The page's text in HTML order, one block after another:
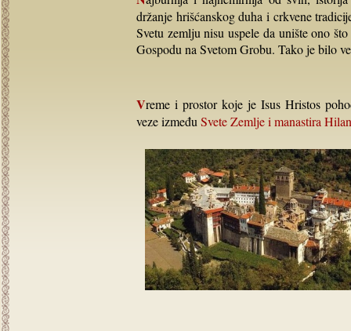
držanje hrišćanskog duha i crkvene
Svetu zemlju nisu uspele da unište ono
Gospodu na Svetom Grobu. Tako je bilo
Vreme i prostor koje je Isus Hristos pohodio, a njegovim stopama i znameniti Hilandarci, stvarajući
veze između Svete Zemlje i manastira